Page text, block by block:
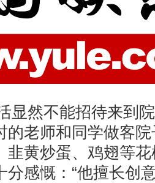
显然不能招待来到
的老师和同学做客
韭黄炒蛋、鸡翅等
分感慨：“他擅长创